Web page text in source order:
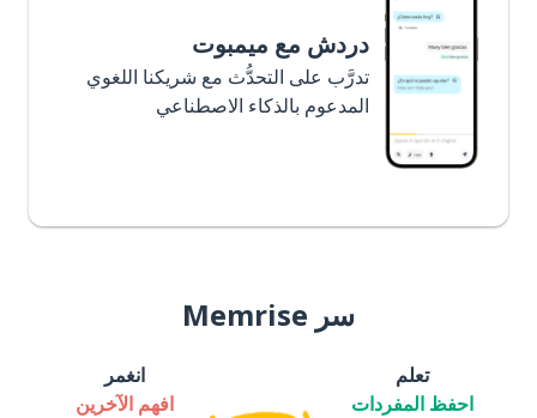
دردش مع ميمبوت
تدرَّب على التحدُّث مع شريكنا اللغوي
المدعوم بالذكاء الاصطناعي
سر Memrise
تعلم
احفظ المفردات
انغمر
افهم الآخرين